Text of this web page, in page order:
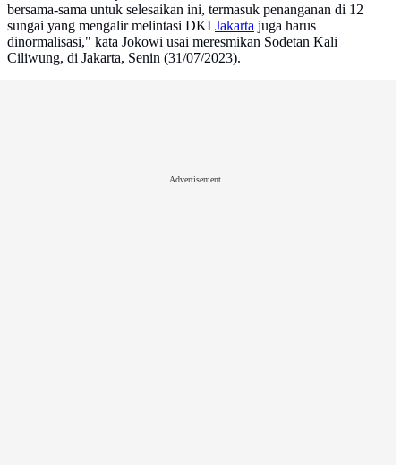
bersama-sama untuk selesaikan ini, termasuk penanganan di 12
sungai yang mengalir melintasi DKI Jakarta juga harus
dinormalisasi," kata Jokowi usai meresmikan Sodetan Kali
Ciliwung, di Jakarta, Senin (31/07/2023).
Advertisement